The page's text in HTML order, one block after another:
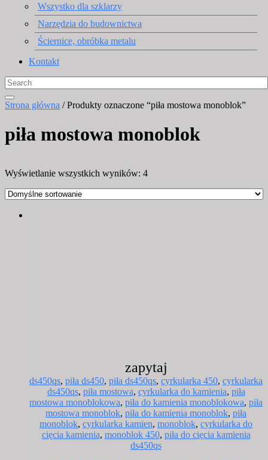
Wszystko dla szklarzy
Narzędzia do budownictwa
Ściernice, obróbka metalu
Kontakt
Strona główna / Produkty oznaczone “piła mostowa monoblok”
piła mostowa monoblok
Wyświetlanie wszystkich wyników: 4
zapytaj
ds450qs, piła ds450, piła ds450qs, cyrkularka 450, cyrkularka
ds450qs, piła mostowa, cyrkularka do kamienia, piła
mostowa monoblokowa, piła do kamienia monoblokowa, piła
mostowa monoblok, piła do kamienia monoblok, piła
monoblok, cyrkularka kamien, monoblok, cyrkularka do
cięcia kamienia, monoblok 450, piła do cięcia kamienia
ds450qs